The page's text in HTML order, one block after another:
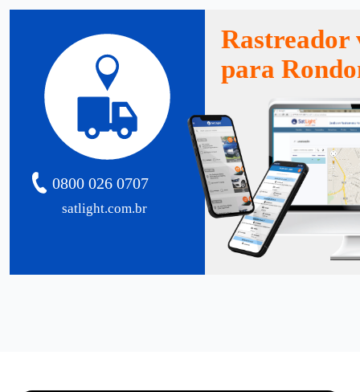
satlight.com.br
0800 026 0707
Rastreador
para